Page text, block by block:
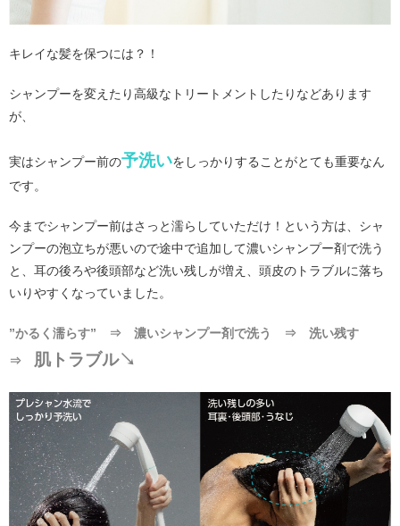
キレイな髪を保つには？！
シャンプーを変えたり高級なトリートメントしたりなどあります
が、
実はシャンプー前の予洗いをしっかりすることがとても重要なん
です。
今までシャンプー前はさっと濡らしていただけ！という方は、シャ
ンプーの泡立ちが悪いので途中で追加して濃いシャンプー剤で洗う
と、耳の後ろや後頭部など洗い残しが増え、頭皮のトラブルに落ち
いりやすくなっていました。
”かるく濡らす” ⇒ 濃いシャンプー剤で洗う ⇒ 洗い残す
⇒
肌トラブル↘